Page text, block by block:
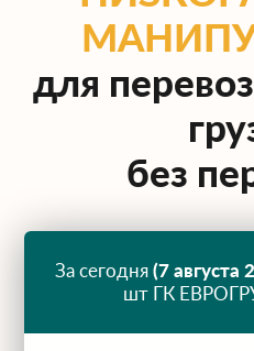
для
без
За сегодня(7 августа
шт ГК